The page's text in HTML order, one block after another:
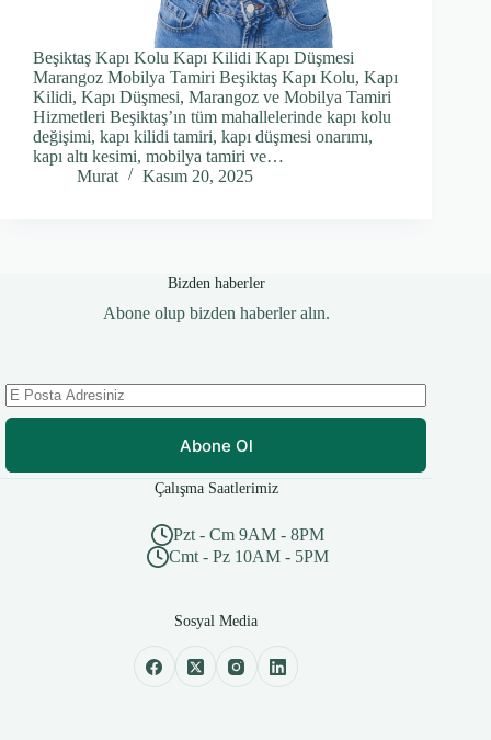
Beşiktaş Kapı Kolu Kapı Kilidi Kapı Düşmesi
Marangoz Mobilya Tamiri Beşiktaş Kapı Kolu, Kapı
Kilidi, Kapı Düşmesi, Marangoz ve Mobilya Tamiri
Hizmetleri Beşiktaş’ın tüm mahallelerinde kapı kolu
değişimi, kapı kilidi tamiri, kapı düşmesi onarımı,
kapı altı kesimi, mobilya tamiri ve…
Murat
Kasım 20, 2025
Bizden haberler
Abone olup bizden haberler alın.
Abone Ol
Çalışma Saatlerimiz
Pzt - Cm 9AM - 8PM
Cmt - Pz 10AM - 5PM
Sosyal Media